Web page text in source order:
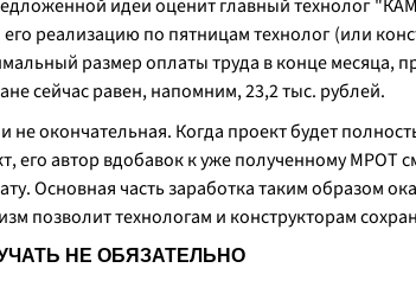
идеи оценит главный технолог
его реализацию по пятницам технолог (или
размер оплаты труда в конце месяца,
сейчас равен, напомним, 23,2 тыс. рублей.
не окончательная. Когда проект будет
его автор вдобавок к уже полученному МРОТ
Основная часть заработка таким образом
позволит технологам и конструкторам
НЕ ОБЯЗАТЕЛЬНО